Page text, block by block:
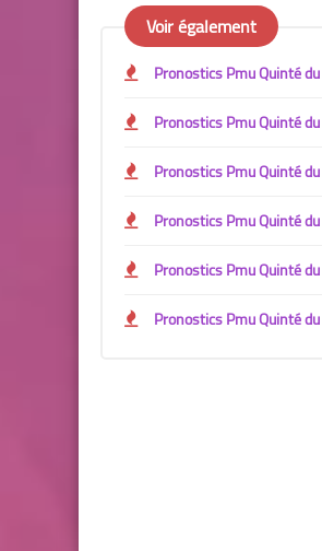
Voir également
Pronostics Pmu Quinté
Pronostics Pmu Quinté
Pronostics Pmu Quinté
Pronostics Pmu Quinté
Pronostics Pmu Quinté
Pronostics Pmu Quinté